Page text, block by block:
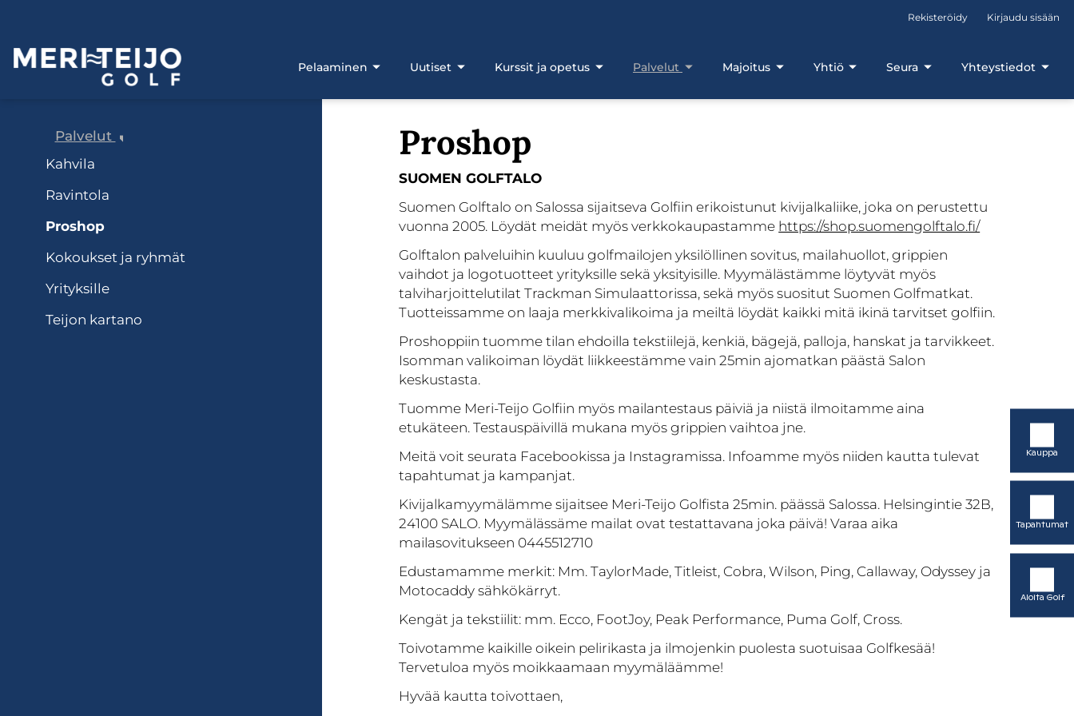
Rekisteröidy Kirjaudu sisään
Pelaaminen Uutiset Kurssit ja opetus Palvelut Majoitus Yhtiö Seura Yhteystiedot
Kauppa
Tapahtumat
Aloita Golf
Proshop
SUOMEN GOLFTALO
Suomen Golftalo on Salossa sijaitseva Golfiin erikoistunut kivijalkaliike, joka on perustettu
vuonna 2005. Löydät meidät myös verkkokaupastamme https://shop.suomengolftalo.fi/
Golftalon palveluihin kuuluu golfmailojen yksilöllinen sovitus, mailahuollot, grippien
vaihdot ja logotuotteet yrityksille sekä yksityisille. Myymälästämme löytyvät myös
talviharjoittelutilat Trackman Simulaattorissa, sekä myös suositut Suomen Golfmatkat.
Tuotteissamme on laaja merkkivalikoima ja meiltä löydät kaikki mitä ikinä tarvitset golfiin.
Proshoppiin tuomme tilan ehdoilla tekstiilejä, kenkiä, bägejä, palloja, hanskat ja tarvikkeet.
Isomman valikoiman löydät liikkeestämme vain 25min ajomatkan päästä Salon
keskustasta.
Tuomme Meri-Teijo Golfiin myös mailantestaus päiviä ja niistä ilmoitamme aina
etukäteen. Testauspäivillä mukana myös grippien vaihtoa jne.
Meitä voit seurata Facebookissa ja Instagramissa. Infoamme myös niiden kautta tulevat
tapahtumat ja kampanjat.
Kivijalkamyymälämme sijaitsee Meri-Teijo Golfista 25min. päässä Salossa. Helsingintie 32B,
24100 SALO. Myymälässäme mailat ovat testattavana joka päivä! Varaa aika
mailasovitukseen 0445512710
Edustamamme merkit: Mm. TaylorMade, Titleist, Cobra, Wilson, Ping, Callaway, Odyssey ja
Motocaddy sähkökärryt.
Kengät ja tekstiilit: mm. Ecco, FootJoy, Peak Performance, Puma Golf, Cross.
Toivotamme kaikille oikein pelirikasta ja ilmojenkin puolesta suotuisaa Golfkesää!
Tervetuloa myös moikkaamaan myymäläämme!
Hyvää kautta toivottaen,
Palvelut
Kahvila
Ravintola
Proshop
Kokoukset ja ryhmät
Yrityksille
Teijon kartano